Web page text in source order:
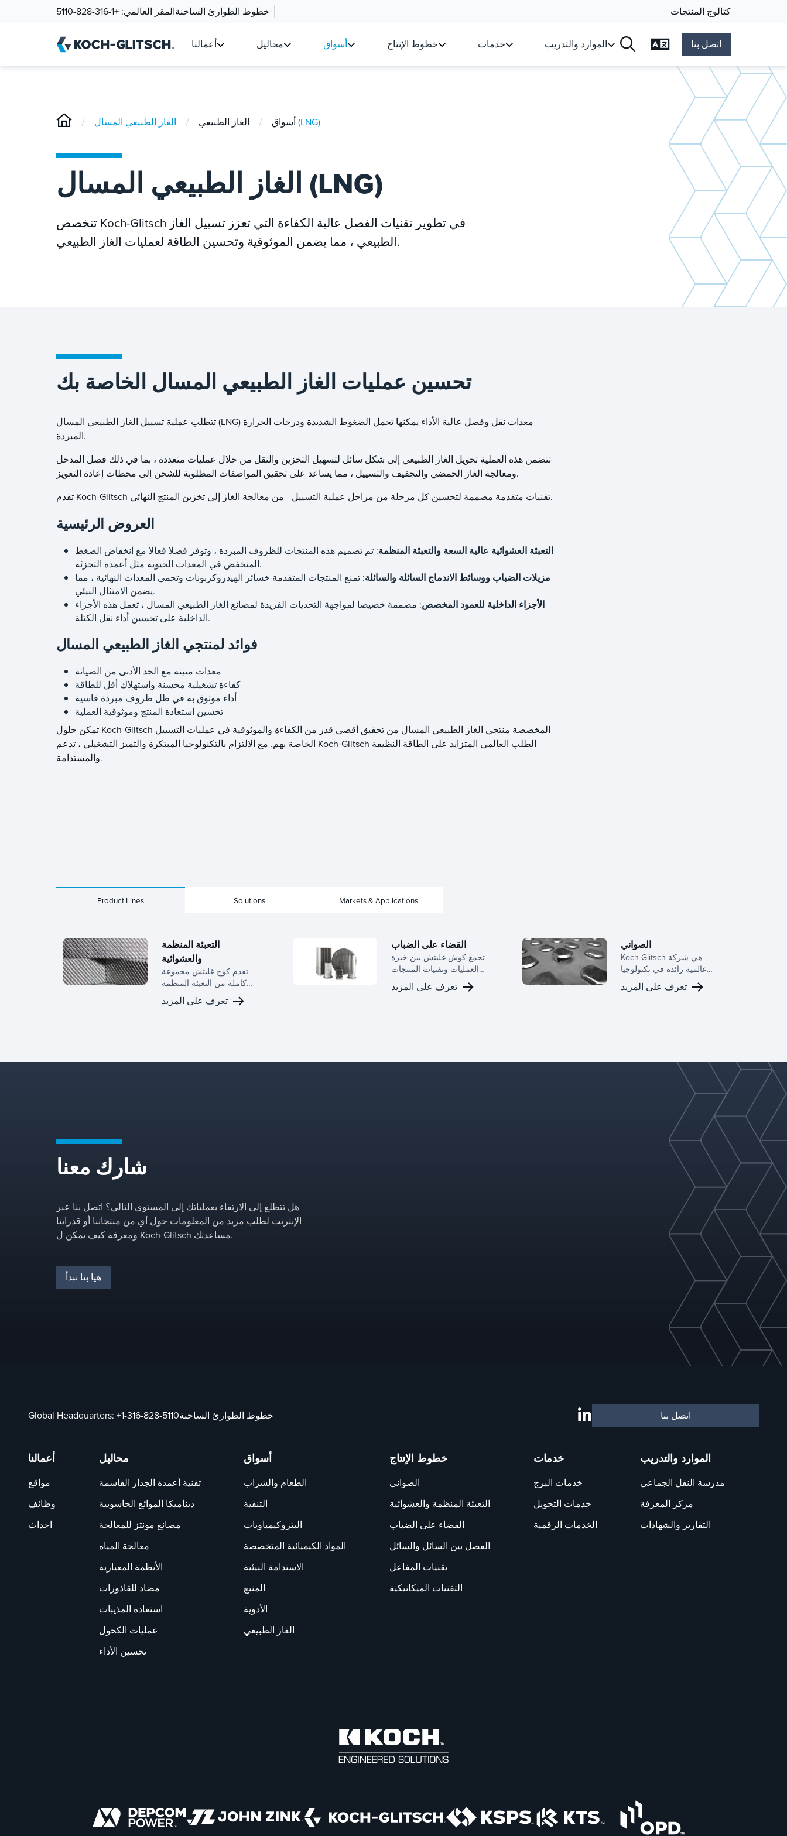
المقر العالمي: +1-316-828-5110 خطوط الطوارئ الساخنة كتالوج المنتجات
أعمالنا محاليل أسواق خطوط الإنتاج خدمات الموارد والتدريب تغيير اللغةاتصل بنا
/ أسواق / الغاز الطبيعي / الغاز الطبيعي المسال (LNG)
الغاز الطبيعي المسال (LNG)
تتخصص Koch-Glitsch في تطوير تقنيات الفصل عالية الكفاءة التي تعزز تسييل الغاز
الطبيعي ، مما يضمن الموثوقية وتحسين الطاقة لعمليات الغاز الطبيعي.
تحسين عمليات الغاز الطبيعي المسال الخاصة بك
تتطلب عملية تسييل الغاز الطبيعي المسال (LNG) معدات نقل وفصل عالية الأداء يمكنها تحمل الضغوط الشديدة ودرجات الحرارة
المبردة.
تتضمن هذه العملية تحويل الغاز الطبيعي إلى شكل سائل لتسهيل التخزين والنقل من خلال عمليات متعددة ، بما في ذلك فصل المدخل
ومعالجة الغاز الحمضي والتجفيف والتسييل ، مما يساعد على تحقيق المواصفات المطلوبة للشحن إلى محطات إعادة التغويز.
تقدم Koch-Glitsch تقنيات متقدمة مصممة لتحسين كل مرحلة من مراحل عملية التسييل - من معالجة الغاز إلى تخزين المنتج النهائي.
العروض الرئيسية
التعبئة العشوائية عالية السعة والتعبئة المنظمة: تم تصميم هذه المنتجات للظروف المبردة ، وتوفر فصلا فعالا مع انخفاض الضغط
المنخفض في المعدات الحيوية مثل أعمدة التجزئة.
مزيلات الضباب ووسائط الاندماج السائلة والسائلة: تمنع المنتجات المتقدمة خسائر الهيدروكربونات وتحمي المعدات النهائية ، مما
يضمن الامتثال البيئي.
الأجزاء الداخلية للعمود المخصص: مصممة خصيصا لمواجهة التحديات الفريدة لمصانع الغاز الطبيعي المسال ، تعمل هذه الأجزاء
الداخلية على تحسين أداء نقل الكتلة.
فوائد لمنتجي الغاز الطبيعي المسال
كفاءة تشغيلية محسنة واستهلاك أقل للطاقة
أداء موثوق به في ظل ظروف مبردة قاسية
تحسين استعادة المنتج وموثوقية العملية
تمكن حلول Koch-Glitsch المخصصة منتجي الغاز الطبيعي المسال من تحقيق أقصى قدر من الكفاءة والموثوقية في عمليات التسييل
الخاصة بهم. مع الالتزام بالتكنولوجيا المبتكرة والتميز التشغيلي ، تدعم Koch-Glitsch الطلب العالمي المتزايد على الطاقة النظيفة
والمستدامة.
Product Lines Solutions Markets & Applications
التعبئة المنظمة
والعشوائية
تقدم كوخ-غليتش مجموعة
كاملة من التعبئة المنظمة
والعشوائية، مدعومة بخبرة
تمتد لعقود في تطوير معدات
تعرف على المزيد
القضاء على الضباب
تجمع كوش-غليتش بين خبرة
العمليات وتقنيات المنتجات
المتقدمة لخدمة مجموعة
واسعة من الصناعات، بما في
الغاز، حمض الكبريتيك،
تعرف على المزيد
الصواني
Koch-Glitsch هي شركة
عالمية رائدة في تكنولوجيا
الدرج ، حيث تقدم مجموعة
واسعة من التصميمات للألواح
لتحسين الأداء في عمود الفصل
تعرف على المزيد
شارك معنا
هل تتطلع إلى الارتقاء بعملياتك إلى المستوى التالي؟ اتصل بنا عبر
الإنترنت لطلب مزيد من المعلومات حول أي من منتجاتنا أو قدراتنا
ومعرفة كيف يمكن ل Koch-Glitsch مساعدتك.
هيا بنا نبدأ
Global Headquarters: +1-316-828-5110خطوط الطوارئ الساخنة اتصل بنا
أعمالنا
مواقع
وظائف
احداث
محاليل
تقنية أعمدة الجدار الفاسمة
ديناميكا الموائع الحاسوبية
مصانع مونتز للمعالجة
معالجة المياه
الأنظمة المعيارية
مضاد للقاذورات
استعادة المذيبات
عمليات الكحول
تحسين الأداء
أسواق
الطعام والشراب
التنقية
البتروكيمياويات
المواد الكيميائية المتخصصة
الاستدامة البيئية
المنبع
الأدوية
الغاز الطبيعي
خطوط الإنتاج
الصواني
التعبئة المنظمة والعشوائية
القضاء على الضباب
الفصل بين السائل والسائل
تقنيات المفاعل
التقنيات الميكانيكية
خدمات
خدمات البرج
خدمات التحويل
الخدمات الرقمية
الموارد والتدريب
مدرسة النقل الجماعي
مركز المعرفة
التقارير والشهادات